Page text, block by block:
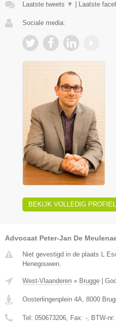
Laatste tweets ▼ Laatste
Sociale media:
BEKIJK VOLLEDIG PROFIEL
Advocaat Peter-Jan De
Niet gevestigd in de plaats L
Henegouwen.
West-Vlaanderen » Brugge
Oosterlingenplein 4A 8000
Tel: 050673206 , Fax: - , BTW-nr: